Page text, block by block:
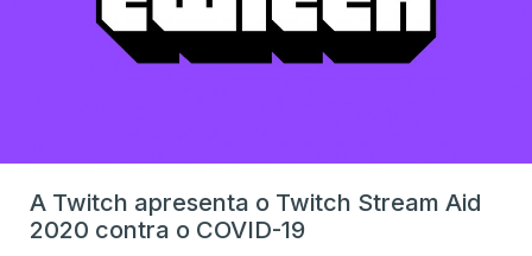
A Twitch apresenta o Twitch Stream Aid
2020 contra o COVID-19